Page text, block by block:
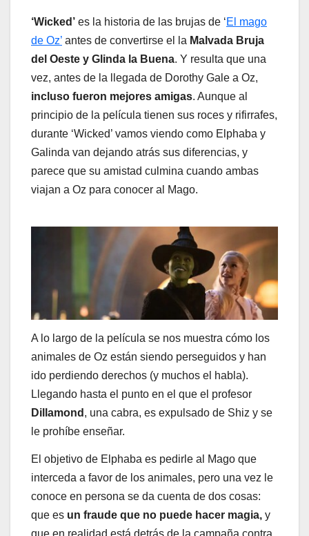
‘Wicked’ es la historia de las brujas de ‘El mago
de Oz’ antes de convertirse el la Malvada Bruja
del Oeste y Glinda la Buena. Y resulta que una
vez, antes de la llegada de Dorothy Gale a Oz,
incluso fueron mejores amigas. Aunque al
principio de la película tienen sus roces y rifirrafes,
durante ‘Wicked’ vamos viendo como Elphaba y
Galinda van dejando atrás sus diferencias, y
parece que su amistad culmina cuando ambas
viajan a Oz para conocer al Mago.
A lo largo de la película se nos muestra cómo los
animales de Oz están siendo perseguidos y han
ido perdiendo derechos (y muchos el habla).
Llegando hasta el punto en el que el profesor
Dillamond , una cabra, es expulsado de Shiz y se
le prohíbe enseñar.
El objetivo de Elphaba es pedirle al Mago que
interceda a favor de los animales, pero una vez le
conoce en persona se da cuenta de dos cosas:
que es un fraude que no puede hacer magia, y
que en realidad está detrás de la campaña contra